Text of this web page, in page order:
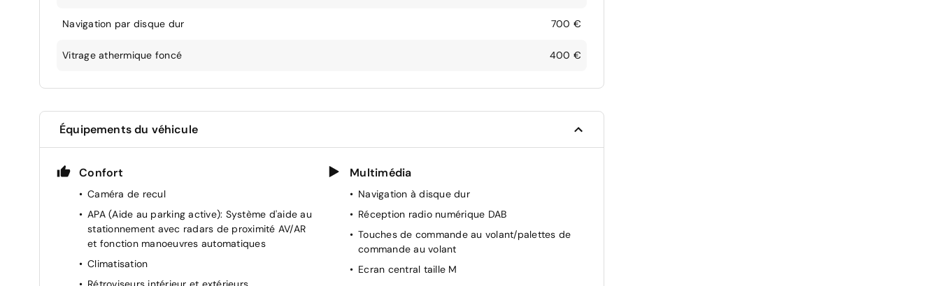
Navigation par disque dur 700 €
Vitrage athermique foncé 400 €
Équipements du véhicule
Confort
Caméra de recul
APA (Aide au parking active): Système d'aide au
stationnement avec radars de proximité AV/AR
et fonction manoeuvres automatiques
Climatisation
Multimédia
Navigation à disque dur
Réception radio numérique DAB
Touches de commande au volant/palettes de
commande au volant
Ecran central taille M